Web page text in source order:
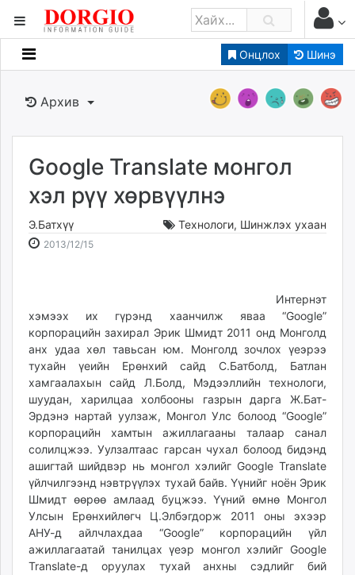
Онцлох Шинэ
Мэдээллийн
Банк санхүү
Бизнес ААН
Төрийн
Нийслэлийн
dorgio.mn
Gogo.mn
Baabar.mn
tovch.mn
ikon.mn
mnb.mn
Livetv.mn
Eguur.mn
24tsag.mn
shuud.mn
eagle.mn
ergelt.mn
zarig.mn
today.mn
zuv.mn
Архив
Google Translate монгол
хэл рүү хөрвүүлнэ
Э.Батхүү Технологи, Шинжлэх ухаан
2013/12/152013-
2026-
Интернэт
хэмээх их гүрэнд хаанчилж яваа “Google”
корпорацийн захирал Эрик Шмидт 2011 онд Монголд
анх удаа хөл тавьсан юм. Монголд зочлох үеэрээ
тухайн үеийн Ерөнхий сайд С.Батболд, Батлан
хамгаалахын сайд Л.Болд, Мэдээллийн технологи,
шуудан, харилцаа холбооны газрын дарга Ж.Бат-
Эрдэнэ нартай уулзаж, Монгол Улс болоод “Google”
корпорацийн хамтын ажиллагааны талаар санал
солилцжээ. Уулзалтаас гарсан чухал болоод бидэнд
ашигтай шийдвэр нь монгол хэлийг Google Translate
үйлчилгээнд нэвтрүүлэх тухай байв. Үүнийг ноён Эрик
Шмидт өөрөө амлаад буцжээ. Үүний өмнө Монгол
Улсын Ерөнхийлөгч Ц.Элбэгдорж 2011 оны эхээр
АНУ-д айлчлахдаа “Google” корпорацийн үйл
ажиллагаатай танилцах үеэр монгол хэлийг Google
Translate-д оруулах тухай анхны сэдлийг бий